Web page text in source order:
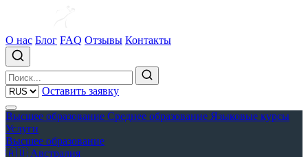
О нас Блог FAQ Отзывы Контакты
Оставить заявку
Высшее образование Среднее образование Языковые курсы
Услуги
Высшее образование
🇦🇺 Австралия